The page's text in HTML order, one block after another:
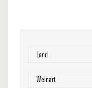
LandFilter
WeinartFilter